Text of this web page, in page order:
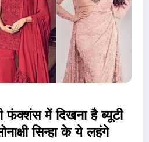
फंक्‍शंस में दिखना है ब्‍यूटी
सिन्हा के ये लहंगे